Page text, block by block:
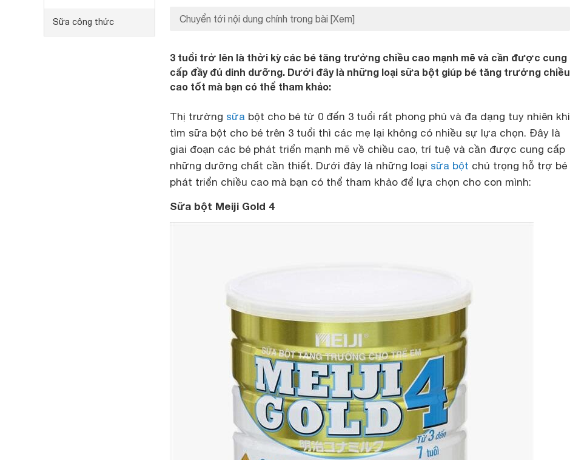
Sữa công thức Chuyển tới nội dung chính trong bài [Xem]
3 tuổi trở lên là thời kỳ các bé tăng trưởng chiều cao mạnh mẽ và cần được cung
cấp đầy đủ dinh dưỡng. Dưới đây là những loại sữa bột giúp bé tăng trưởng chiều
cao tốt mà bạn có thể tham khảo:
Thị trường sữa bột cho bé từ 0 đến 3 tuổi rất phong phú và đa dạng tuy nhiên khi
tìm sữa bột cho bé trên 3 tuổi thì các mẹ lại không có nhiều sự lựa chọn. Đây là
giai đoạn các bé phát triển mạnh mẽ về chiều cao, trí tuệ và cần được cung cấp
những dưỡng chất cần thiết. Dưới đây là những loại sữa bột chú trọng hỗ trợ bé
phát triển chiều cao mà bạn có thể tham khảo để lựa chọn cho con mình:
Sữa bột Meiji Gold 4